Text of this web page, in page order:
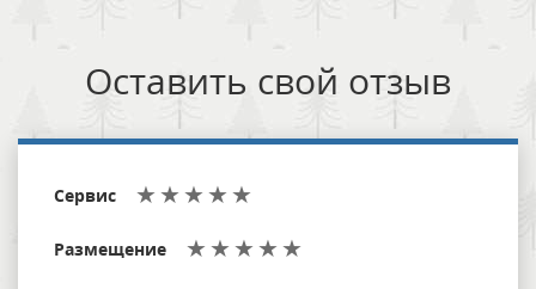
Оставить свой отзыв
Сервис
Размещение